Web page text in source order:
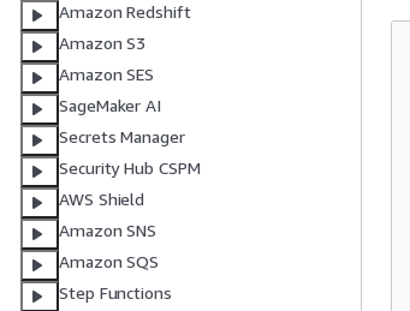
Amazon Redshift
Amazon S3
Amazon SES
SageMaker AI
Secrets Manager
Security Hub CSPM
AWS Shield
Amazon SNS
Amazon SQS
Step Functions